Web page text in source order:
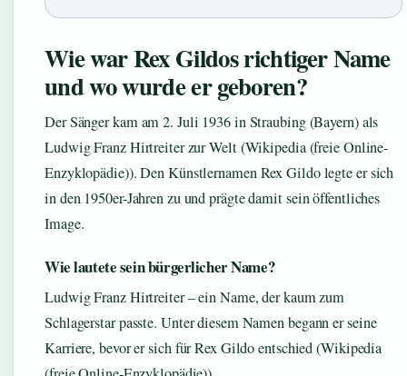
Wie war Rex Gildos richtiger Name
und wo wurde er geboren?
Der Sänger kam am 2. Juli 1936 in Straubing (Bayern) als
Ludwig Franz Hirtreiter zur Welt (Wikipedia (freie Online-
Enzyklopädie)). Den Künstlernamen Rex Gildo legte er sich
in den 1950er-Jahren zu und prägte damit sein öffentliches
Image.
Wie lautete sein bürgerlicher Name?
Ludwig Franz Hirtreiter – ein Name, der kaum zum
Schlagerstar passte. Unter diesem Namen begann er seine
Karriere, bevor er sich für Rex Gildo entschied (Wikipedia